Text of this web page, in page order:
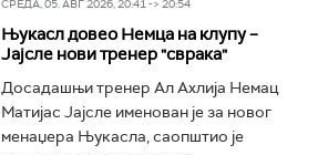
СРЕДА, 05. АВГ 2026, 20:41 -> 20:54
Њукасл довео Немца на клупу –
Јајсле нови тренер "сврака"
Досадашњи тренер Ал Ахлија Немац
Матијас Јајсле именован је за новог
менаџера Њукасла, саопштио је